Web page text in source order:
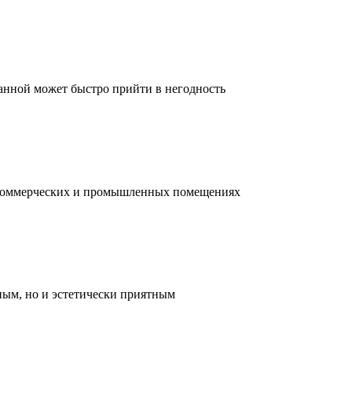
может быстро прийти в негодность
и промышленных помещениях
но и эстетически приятным